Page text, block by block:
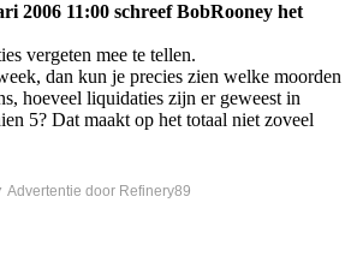
2006 11:00 schreef BobRooney het
vergeten mee te tellen.
dan kun je precies zien welke moorden
hoeveel liquidaties zijn er geweest in
5? Dat maakt op het totaal niet zoveel
Advertentie door Refinery89